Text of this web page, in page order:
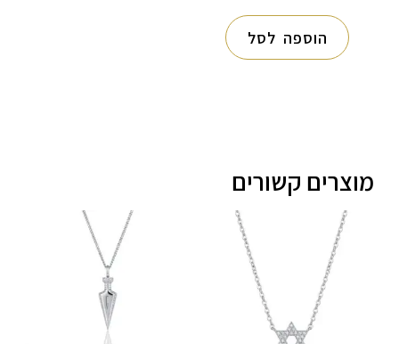
הוספה לסל
מוצרים קשורים